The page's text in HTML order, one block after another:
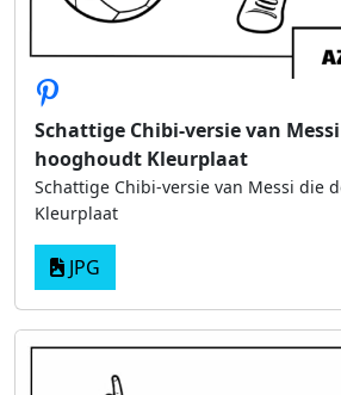
Schattige Chibi-versie van
hooghoudt Kleurplaat
Schattige Chibi-versie van Messi die
Kleurplaat
JPG